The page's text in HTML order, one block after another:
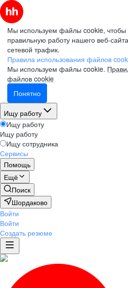
Мы используем файлы cookie, чтобы
правильную работу нашего веб-
сетевой трафик.
Правила использования файлов
Мы используем файлы cookie.
файлов cookie
Понятно
Ищу работу
Ищу работу
Ищу работу
Ищу сотрудника
Сервисы
Помощь
Ещё
Поиск
Шордаково
Войти
Войти
Создать резюме